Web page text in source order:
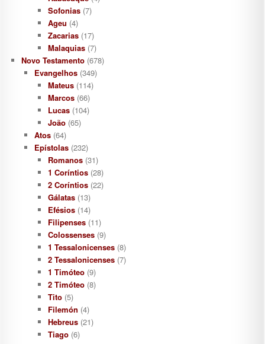
Sofonias(7)
Ageu (4)
Zacarias(17)
Malaquias(7)
Novo Testamento(678)
Evangelhos (349)
Mateus(114)
Marcos(66)
Lucas(104)
João(65)
Atos (64)
Epístolas (232)
Romanos(31)
1 Coríntios(28)
2 Coríntios(22)
Gálatas(13)
Efésios(14)
Filipenses(11)
Colossenses(9)
1 Tessalonicenses(8)
2 Tessalonicenses(7)
1 Timóteo(9)
2 Timóteo(8)
Tito(5)
Filemón (4)
Hebreus(21)
Tiago(6)